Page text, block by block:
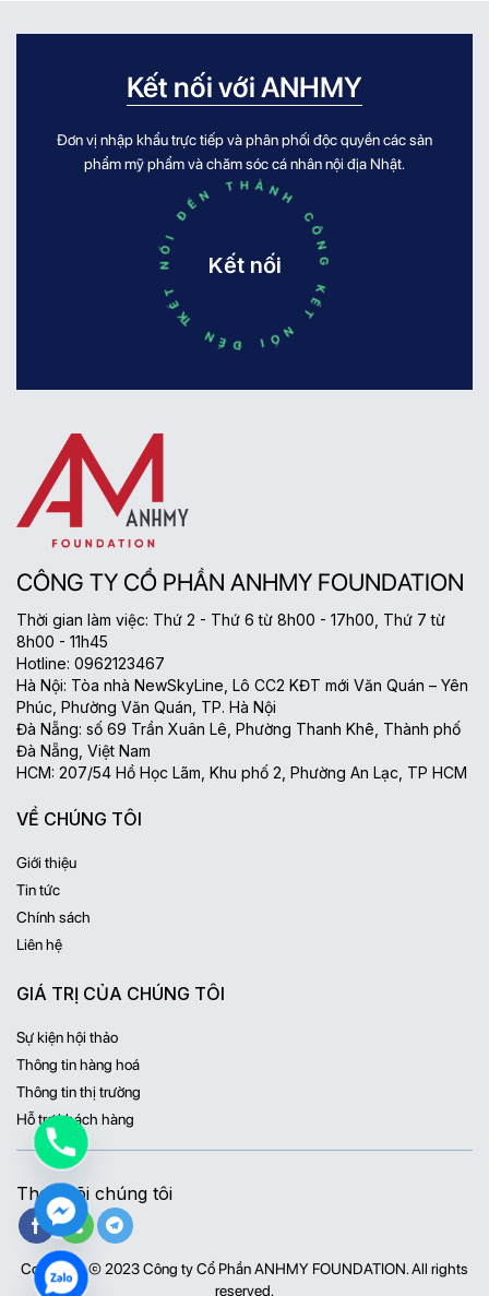
Kết nối với ANHMY
Đơn vị nhập khẩu trực tiếp và phân phối độc quyền các sản
phẩm mỹ phẩm và chăm sóc cá nhân nội địa Nhật.
KẾT NỐI ĐẾN THÀNH CÔNG KẾT NỐI ĐẾN THÀNH CÔNG
Kết nối
CÔNG TY CỔ PHẦN ANHMY FOUNDATION
Thời gian làm việc: Thứ 2 - Thứ 6 từ 8h00 - 17h00, Thứ 7 từ
8h00 - 11h45
Hotline: 0962123467
Hà Nội: Tòa nhà NewSkyLine, Lô CC2 KĐT mới Văn Quán – Yên
Phúc, Phường Văn Quán, TP. Hà Nội
Đà Nẵng: số 69 Trần Xuân Lê, Phường Thanh Khê, Thành phố
Đà Nẵng, Việt Nam
HCM: 207/54 Hồ Học Lãm, Khu phố 2, Phường An Lạc, TP HCM
VỀ CHÚNG TÔI
Giới thiệu
Tin tức
Chính sách
Liên hệ
GIÁ TRỊ CỦA CHÚNG TÔI
Sự kiện hội thảo
Thông tin hàng hoá
Thông tin thị trường
Hỗ trợ khách hàng
Theo dõi chúng tôi
Copyright © 2023 Công ty Cổ Phần ANHMY FOUNDATION. All rights
reserved.